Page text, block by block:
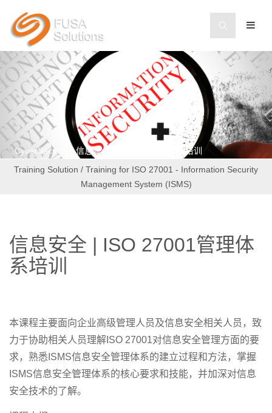
Training Solution / Training for ISO 27001 - Information Security
Management System (ISMS)
信息安全 | ISO 27001管理体
系培训
CyberSecurity | 信息安全 | 网络安全标准体系培训
本课程主要面向企业高级管理人员及信息安全相关人员，致
力于协助相关人员理解ISO 27001对信息安全管理方面的要
求，熟悉ISMS信息安全管理体系的建立过程和方法，掌握
ISMS信息安全管理体系的核心要求和技能，并加深对信息
安全技术的了解。